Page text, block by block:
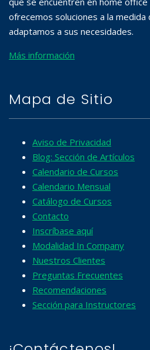
ofrecemos soluciones a la medida
adaptamos a sus necesidades.
Más información
Mapa de Sitio
Aviso de Privacidad
Blog: Sección de Artículos
Calendario de Cursos
Calendario Mensual
Catálogo de Cursos
Contacto
Inscríbase aquí
Modalidad In Company
Nuestros Clientes
Preguntas Frecuentes
Recomendaciones
Sección para Instructores